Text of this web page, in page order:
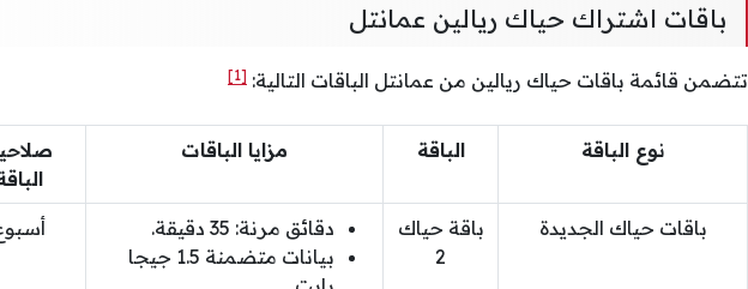
باقات اشتراك حياك ريالين عمانتل
تتضمن قائمة باقات حياك ريالين من عمانتل الباقات التالية: [1]
نوع الباقة الباقة مزايا الباقات
باقات حياك الجديدة
باقة حياك
2
دقائق مرنة: 35 دقيقة.
بيانات متضمنة 1.5 جيجا